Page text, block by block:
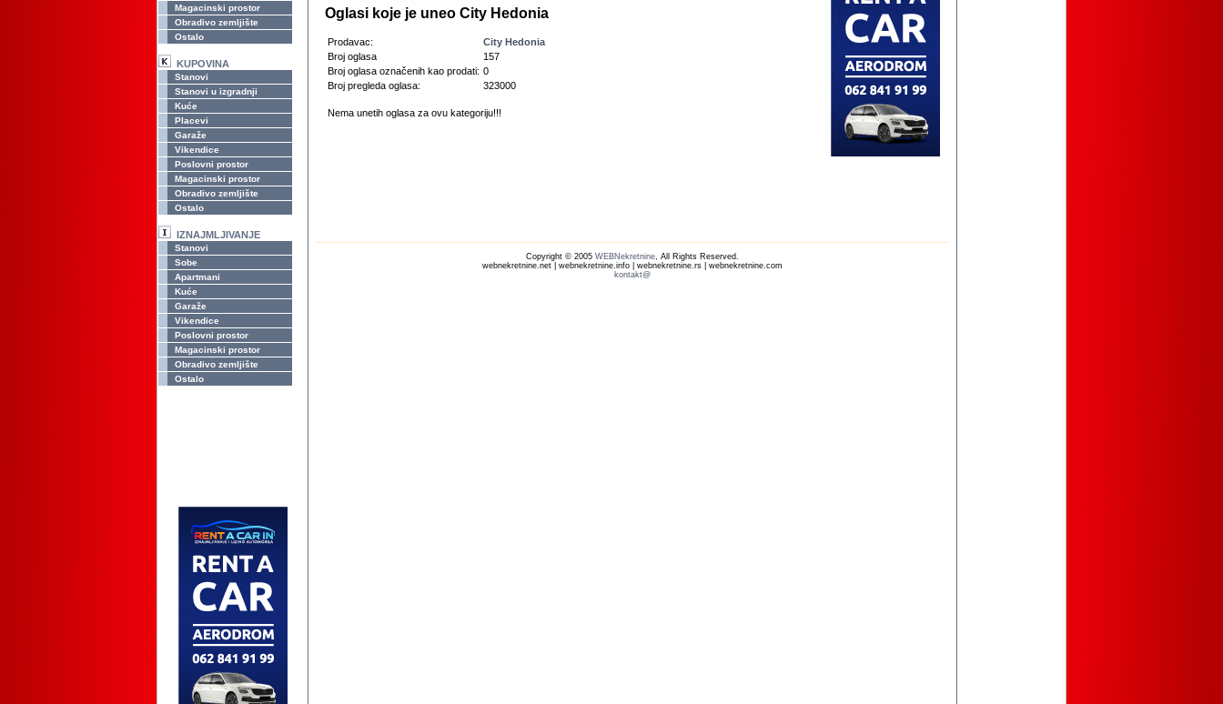
Magacinski prostor
Obradivo zemljište
Ostalo
KUPOVINA
Stanovi
Stanovi u izgradnji
Kuće
Placevi
Garaže
Vikendice
Poslovni prostor
Magacinski prostor
Obradivo zemljište
Ostalo
IZNAJMLJIVANJE
Stanovi
Sobe
Apartmani
Kuće
Garaže
Vikendice
Poslovni prostor
Magacinski prostor
Obradivo zemljište
Ostalo
Oglasi koje je uneo City Hedonia
Prodavac:
City Hedonia
Broj oglasa
157
Broj oglasa označenih kao prodati: 0
Broj pregleda oglasa:
323000
Nema unetih oglasa za ovu kategoriju!!!
Copyright © 2005 WEBNekretnine, All Rights Reserved.
webnekretnine.net | webnekretnine.info | webnekretnine.rs | webnekretnine.com
kontakt@